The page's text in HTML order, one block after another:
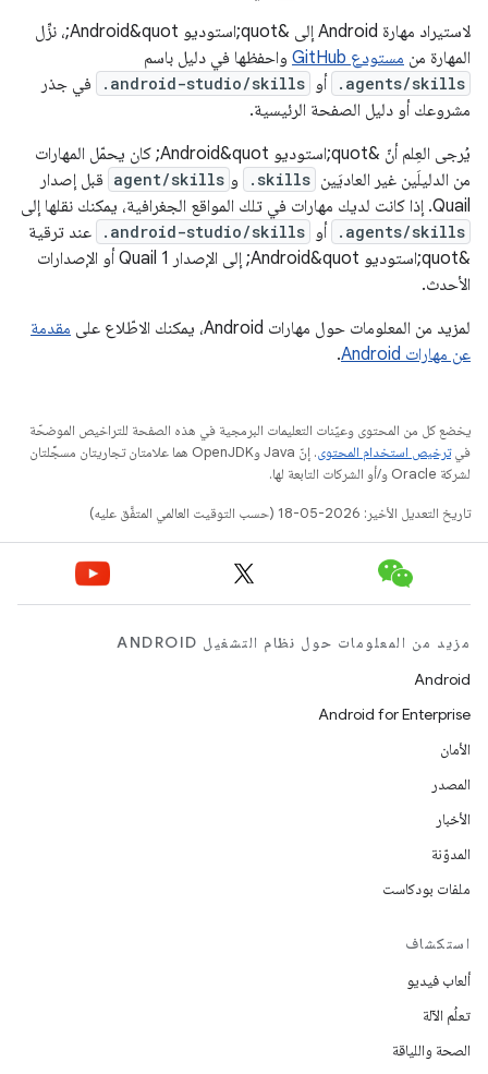
لاستيراد مهارة Android إلى &quot;استوديو Android&quot;، نزِّل
المهارة من مستودع GitHub واحفظها في دليل باسم
.agents/skills أو .android-studio/skills
في جذر
مشروعك أو دليل الصفحة الرئيسية.
يُرجى العِلم أنّ &quot;استوديو Android&quot; كان يحمّل المهارات
من الدليلَين غير العاديَين .skills و agent/skills قبل إصدار
Quail. إذا كانت لديك مهارات في تلك المواقع الجغرافية، يمكنك نقلها إلى
.agents/skills أو .android-studio/skills
عند ترقية
&quot;استوديو Android&quot; إلى الإصدار Quail 1 أو الإصدارات
الأحدث.
لمزيد من المعلومات حول مهارات Android، يمكنك الاطّلاع على
مقدمة
عن مهارات Android
.
يخضع كل من المحتوى وعيّنات التعليمات البرمجية في هذه الصفحة للتراخيص الموضحّة
فيترخيص استخدام المحتوى
. إنّ Java وOpenJDK هما علامتان تجاريتان مسجَّلتان
لشركة Oracle و/أو الشركات التابعة لها.
تاريخ التعديل الأخير: 2026-05-18 (حسب التوقيت العالمي المتفَّق عليه)
مزيد من المعلومات حول نظام التشغيل ANDROID
Android
Android for Enterprise
الأمان
المصدر
الأخبار
المدوّنة
ملفات بودكاست
استكشاف
ألعاب فيديو
تعلُم الآلة
الصحة واللياقة